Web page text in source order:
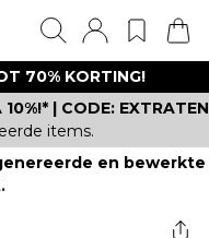
70% KORTING!
| CODE: EXTRATEN
items.
en bewerkte